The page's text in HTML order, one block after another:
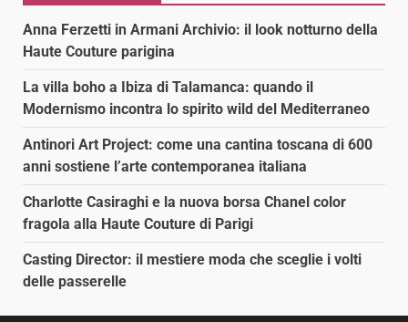
Anna Ferzetti in Armani Archivio: il look notturno della
Haute Couture parigina
La villa boho a Ibiza di Talamanca: quando il
Modernismo incontra lo spirito wild del Mediterraneo
Antinori Art Project: come una cantina toscana di 600
anni sostiene l’arte contemporanea italiana
Charlotte Casiraghi e la nuova borsa Chanel color
fragola alla Haute Couture di Parigi
Casting Director: il mestiere moda che sceglie i volti
delle passerelle